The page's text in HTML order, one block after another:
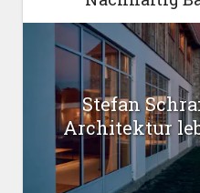
Stefan
Architektur